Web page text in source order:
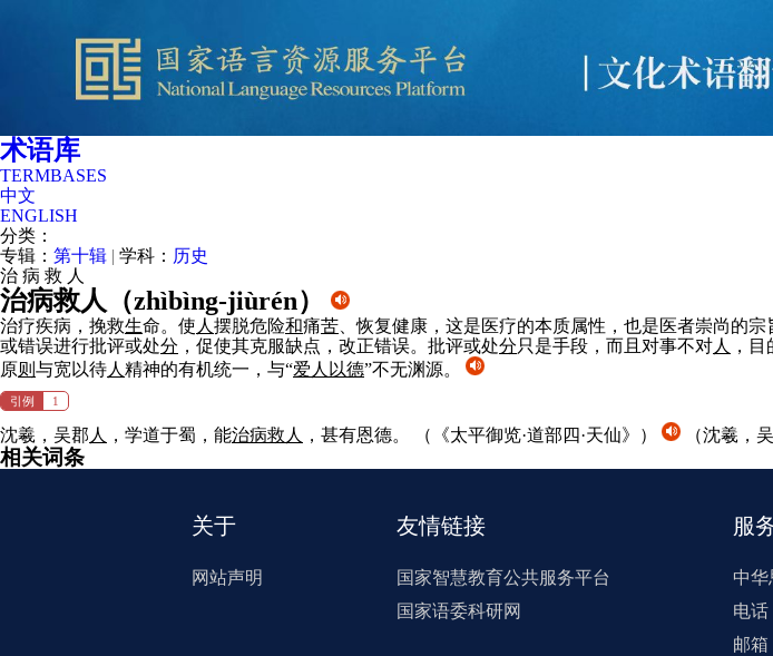
术语库
TERMBASES
中文
ENGLISH
分类：
专辑： 第十辑 | 学科： 历史
治 病 救 人
治病救人（zhìbìng-jiùrén）
治疗疾病，挽救生命。使 人 摆脱危险和痛苦 、恢复健康，这是医疗的本质属性，也是医者崇尚的
或错误进行批评或处分 ，促使其克服缺点，改正错误。批评或处分只是手段，而且对事不对人 ，
原则 与宽以待人 精神的有机统一，与“爱 人 以德”不无渊源。
引例 1
沈羲，吴郡 人 ，学道于蜀，能治病救 人 ，甚有恩德。 （《太平御览·道部四·天仙》） （沈羲，
相关词条
关于
网站声明
友情链接
国家智慧教育公共服务平台
国家语委科研网
服
中华
电话
邮箱